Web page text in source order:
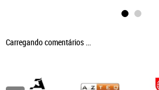
Carregando comentários ...